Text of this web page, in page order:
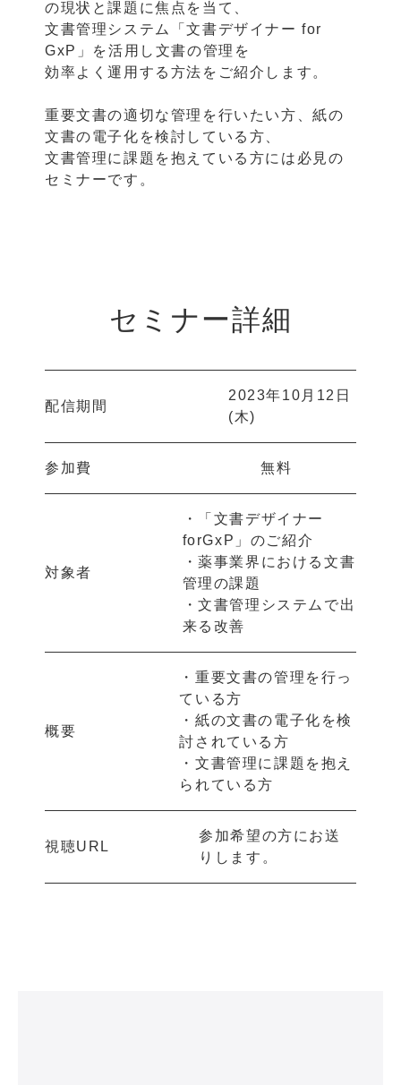
の現状と課題に焦点を当て、
文書管理システム「文書デザイナー for
GxP」を活用し文書の管理を
効率よく運用する方法をご紹介します。
重要文書の適切な管理を行いたい方、紙の
文書の電子化を検討している方、
文書管理に課題を抱えている方には必見の
セミナーです。
セミナー詳細
配信期間
2023年10月12日
(木)
参加費 無料
対象者
・「文書デザイナー
forGxP」のご紹介
・薬事業界における文書
管理の課題
・文書管理システムで出
来る改善
概要
・重要文書の管理を行っ
ている方
・紙の文書の電子化を検
討されている方
・文書管理に課題を抱え
られている方
視聴URL
参加希望の方にお送
りします。